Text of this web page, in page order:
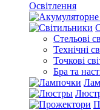
Освітлення
Стельові
Технічні
Точкові
Бра та